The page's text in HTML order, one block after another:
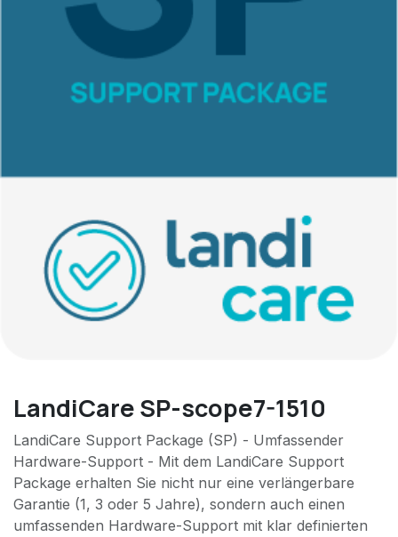
LandiCare SP-scope7-1510
LandiCare Support Package (SP) - Umfassender
Hardware-Support - Mit dem LandiCare Support
Package erhalten Sie nicht nur eine verlängerbare
Garantie (1, 3 oder 5 Jahre), sondern auch einen
umfassenden Hardware-Support mit klar definierten